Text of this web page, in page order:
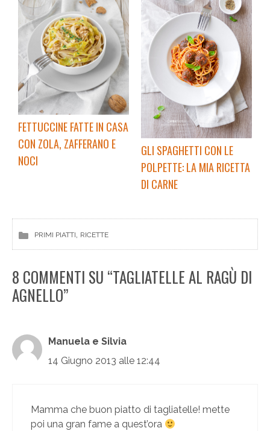
FETTUCCINE FATTE IN CASA
CON ZOLA, ZAFFERANO E
NOCI
GLI SPAGHETTI CON LE
POLPETTE: LA MIA RICETTA
DI CARNE
PRIMI PIATTI, RICETTE
8 COMMENTI SU “TAGLIATELLE AL RAGÙ DI
AGNELLO”
Manuela e Silvia
14 Giugno 2013 alle 12:44
Mamma che buon piatto di tagliatelle! mette
poi una gran fame a quest’ora